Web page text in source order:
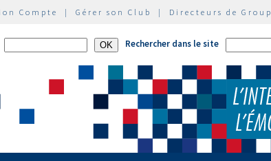
Compte | Gérer son Club | Directeurs de
Rechercher dans le site